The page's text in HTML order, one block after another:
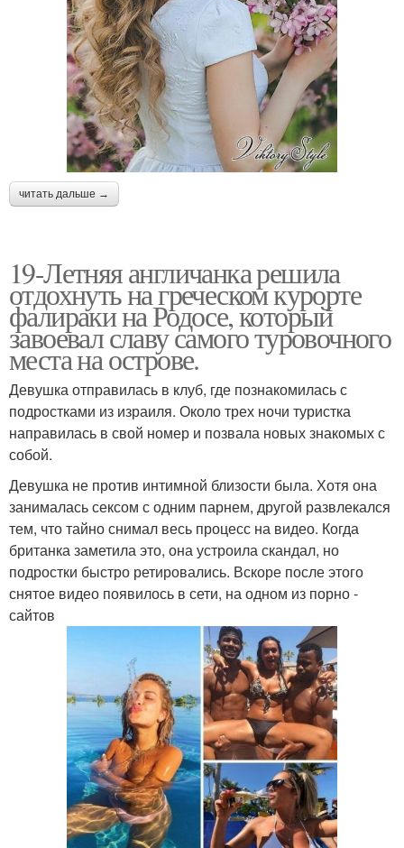
читать дальше →
19-Летняя англичанка решила
отдохнуть на греческом курорте
фалираки на Родосе, который
завоевал славу самого туровочного
места на острове.
Девушка отправилась в клуб, где познакомилась с
подростками из израиля. Около трех ночи туристка
направилась в свой номер и позвала новых знакомых с
собой.
Девушка не против интимной близости была. Хотя она
занималась сексом с одним парнем, другой развлекался
тем, что тайно снимал весь процесс на видео. Когда
британка заметила это, она устроила скандал, но
подростки быстро ретировались. Вскоре после этого
снятое видео появилось в сети, на одном из порно -
сайтов